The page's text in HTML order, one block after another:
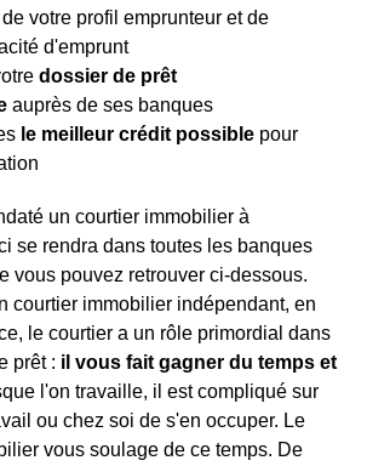
de votre profil emprunteur et de
d'emprunt
dossier de prêt
auprès de ses banques
le meilleur crédit possible pour
un courtier immobilier à
se rendra dans toutes les banques
vous pouvez retrouver ci-dessous.
courtier immobilier indépendant, en
le courtier a un rôle primordial dans
prêt : il vous fait gagner du temps et
l'on travaille, il est compliqué sur
ou chez soi de s'en occuper. Le
vous soulage de ce temps. De